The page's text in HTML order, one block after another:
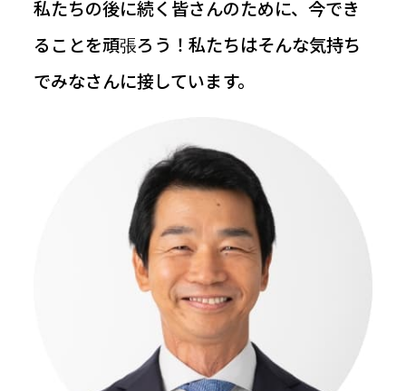
私たちの後に続く皆さんのために、今でき
ることを頑張ろう！私たちはそんな気持ち
でみなさんに接しています。